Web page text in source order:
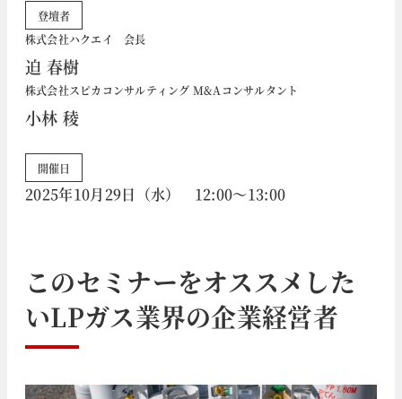
登壇者
株式会社ハクエイ 会長
迫 春樹
株式会社スピカコンサルティング M&Aコンサルタント
小林 稜
開催日
2025年10月29日（水） 12:00～13:00
このセミナーをオススメした
いLPガス業界の企業経営者